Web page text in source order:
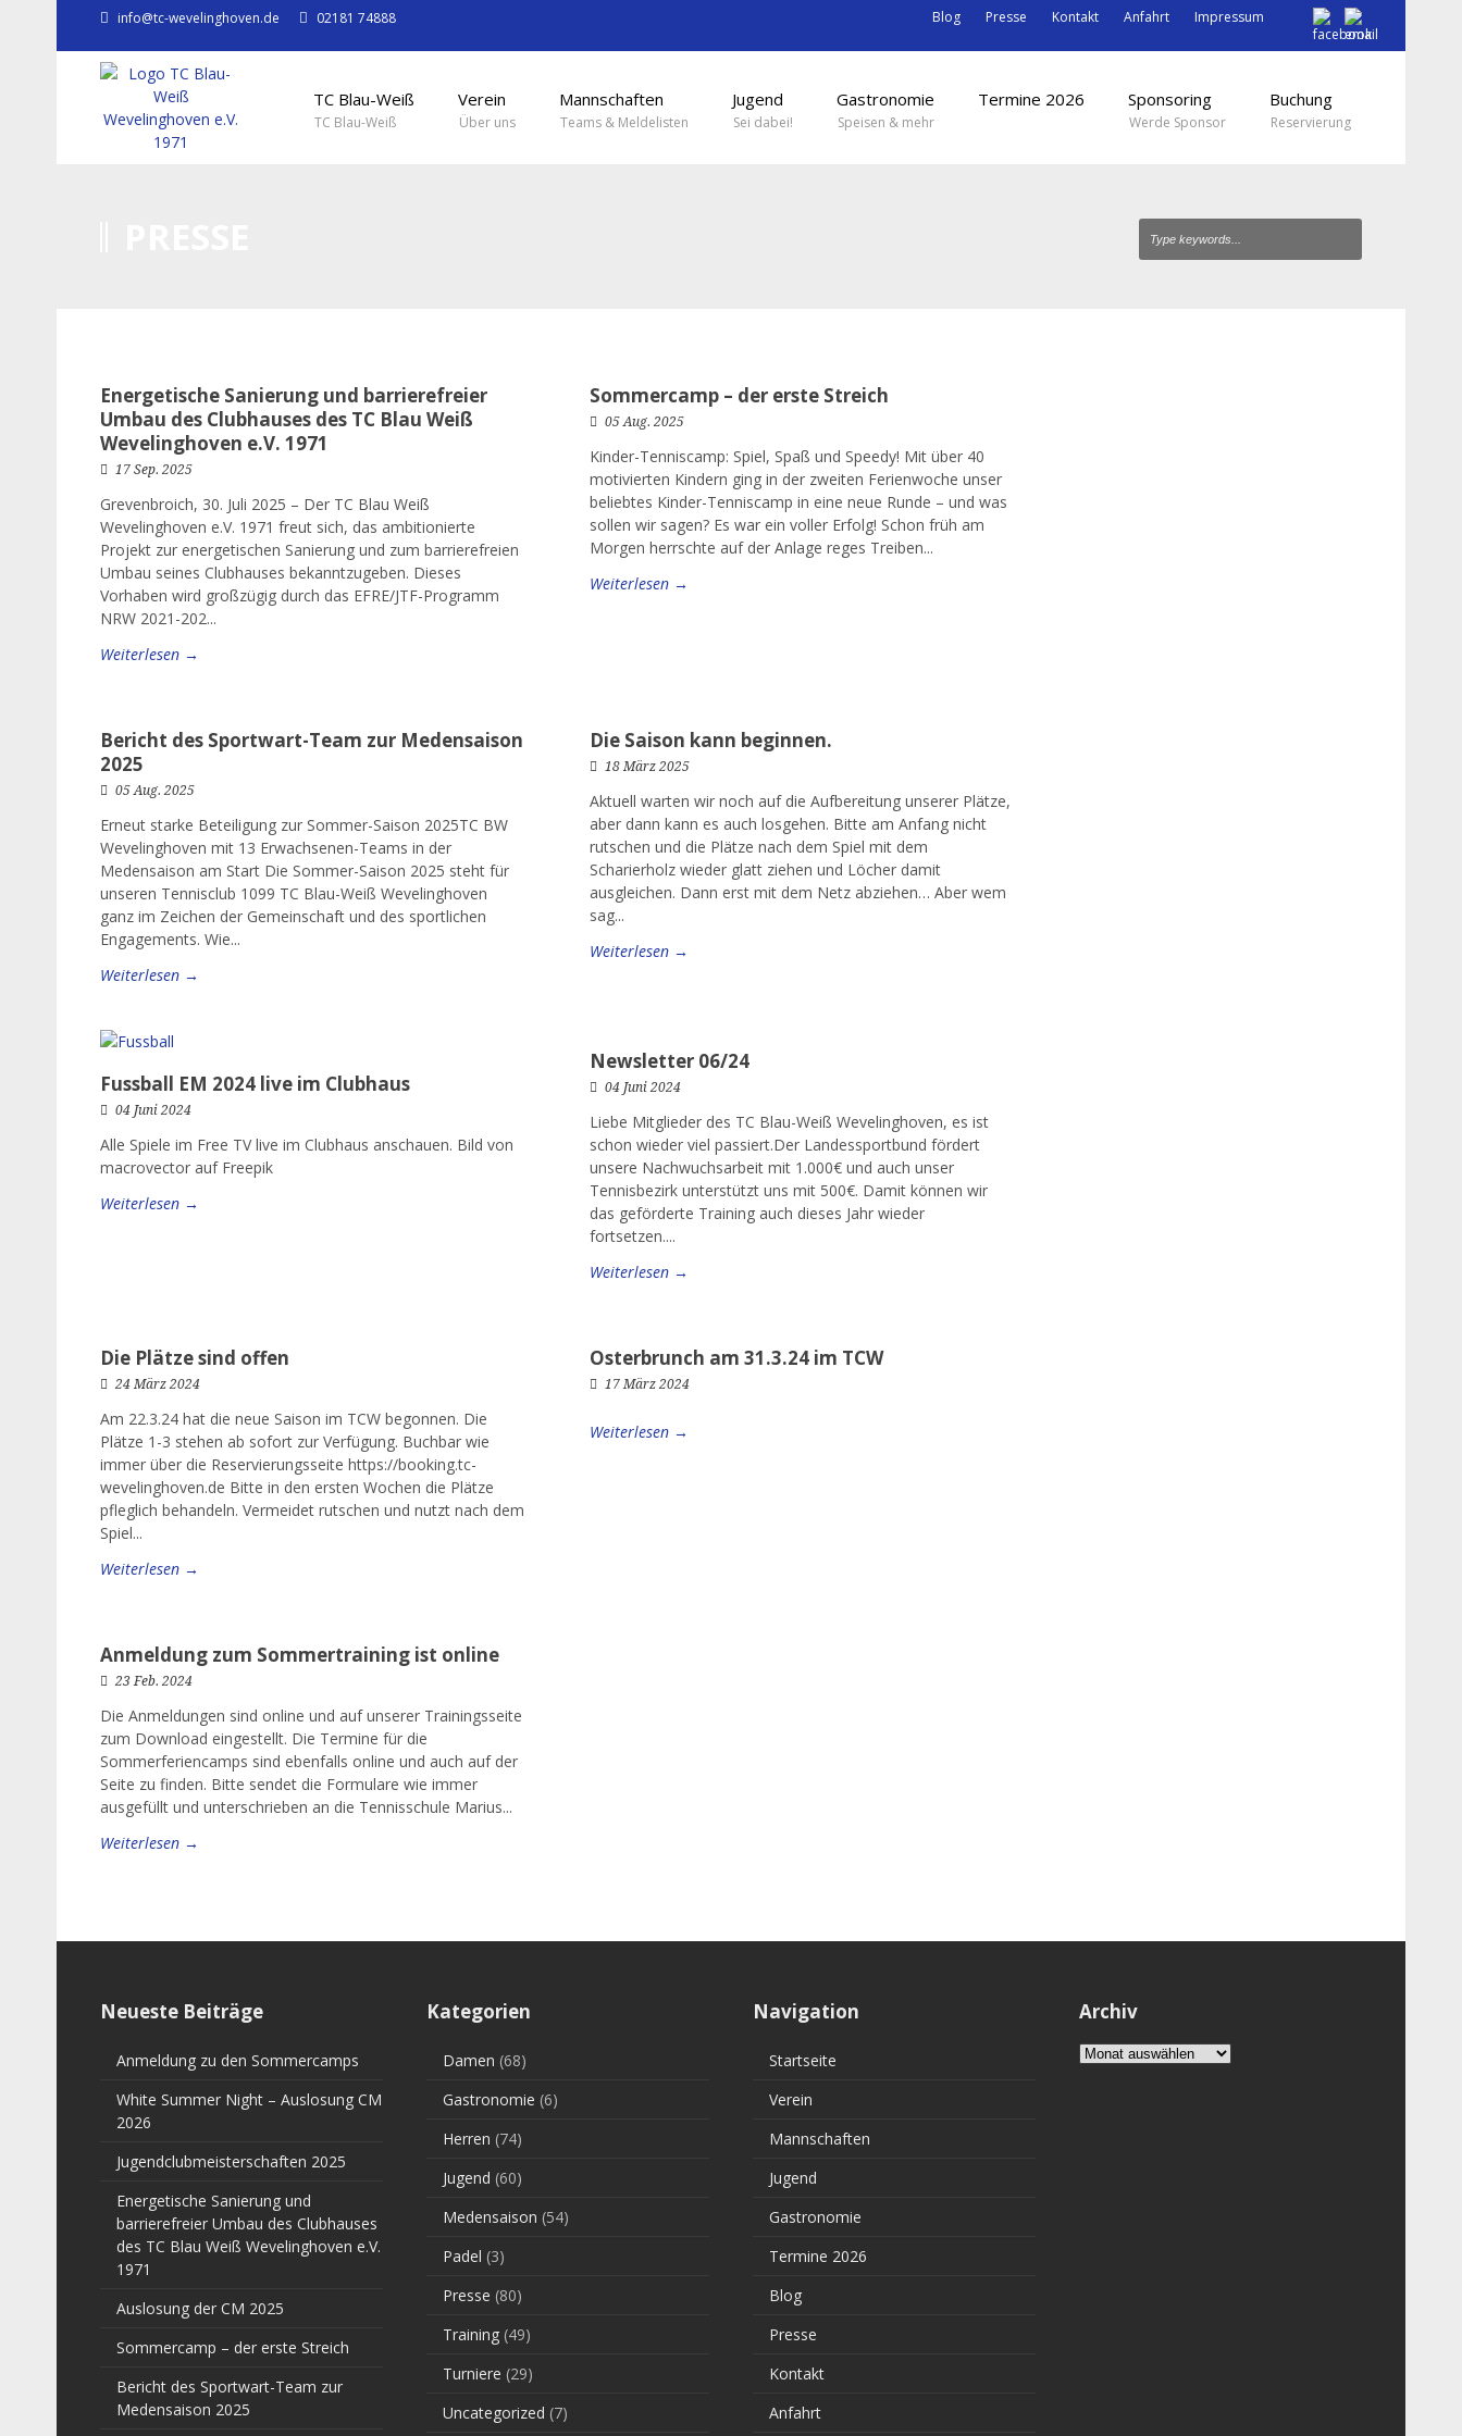
info@tc-wevelinghoven.de 02181 74888 Blog Presse Kontakt Anfahrt Impressum
TC Blau-Weiß
TC Blau-Weiß
Verein
Über uns
Mannschaften
Teams & Meldelisten
Jugend
Sei dabei!
Gastronomie
Speisen & mehr
Termine 2026 Sponsoring
Werde Sponsor
Buchung
Reservierung
Energetische Sanierung und barrierefreier
Umbau des Clubhauses des TC Blau Weiß
Wevelinghoven e.V. 1971
17 Sep. 2025
Grevenbroich, 30. Juli 2025 – Der TC Blau Weiß
Wevelinghoven e.V. 1971 freut sich, das ambitionierte
Projekt zur energetischen Sanierung und zum barrierefreien
Umbau seines Clubhauses bekanntzugeben. Dieses
Vorhaben wird großzügig durch das EFRE/JTF-Programm
NRW 2021-202...
Weiterlesen →
Sommercamp – der erste Streich
05 Aug. 2025
Kinder-Tenniscamp: Spiel, Spaß und Speedy! Mit über 40
motivierten Kindern ging in der zweiten Ferienwoche unser
beliebtes Kinder-Tenniscamp in eine neue Runde – und was
sollen wir sagen? Es war ein voller Erfolg! Schon früh am
Morgen herrschte auf der Anlage reges Treiben...
Weiterlesen →
Bericht des Sportwart-Team zur Medensaison
2025
05 Aug. 2025
Erneut starke Beteiligung zur Sommer-Saison 2025TC BW
Wevelinghoven mit 13 Erwachsenen-Teams in der
Medensaison am Start Die Sommer-Saison 2025 steht für
unseren Tennisclub 1099 TC Blau-Weiß Wevelinghoven
ganz im Zeichen der Gemeinschaft und des sportlichen
Engagements. Wie...
Weiterlesen →
Die Saison kann beginnen.
18 März 2025
Aktuell warten wir noch auf die Aufbereitung unserer Plätze,
aber dann kann es auch losgehen. Bitte am Anfang nicht
rutschen und die Plätze nach dem Spiel mit dem
Scharierholz wieder glatt ziehen und Löcher damit
ausgleichen. Dann erst mit dem Netz abziehen… Aber wem
sag...
Weiterlesen →
Fussball EM 2024 live im Clubhaus
04 Juni 2024
Alle Spiele im Free TV live im Clubhaus anschauen. Bild von
macrovector auf Freepik
Weiterlesen →
Newsletter 06/24
04 Juni 2024
Liebe Mitglieder des TC Blau-Weiß Wevelinghoven, es ist
schon wieder viel passiert.Der Landessportbund fördert
unsere Nachwuchsarbeit mit 1.000€ und auch unser
Tennisbezirk unterstützt uns mit 500€. Damit können wir
das geförderte Training auch dieses Jahr wieder
fortsetzen....
Weiterlesen →
Die Plätze sind offen
24 März 2024
Am 22.3.24 hat die neue Saison im TCW begonnen. Die
Plätze 1-3 stehen ab sofort zur Verfügung. Buchbar wie
immer über die Reservierungsseite https://booking.tc-
wevelinghoven.de Bitte in den ersten Wochen die Plätze
pfleglich behandeln. Vermeidet rutschen und nutzt nach dem
Spiel...
Weiterlesen →
Osterbrunch am 31.3.24 im TCW
17 März 2024
Weiterlesen →
Anmeldung zum Sommertraining ist online
23 Feb. 2024
Die Anmeldungen sind online und auf unserer Trainingsseite
zum Download eingestellt. Die Termine für die
Sommerferiencamps sind ebenfalls online und auch auf der
Seite zu finden. Bitte sendet die Formulare wie immer
ausgefüllt und unterschrieben an die Tennisschule Marius...
Weiterlesen →
Neueste Beiträge
Anmeldung zu den Sommercamps
White Summer Night – Auslosung CM
2026
Jugendclubmeisterschaften 2025
Energetische Sanierung und
barrierefreier Umbau des Clubhauses
des TC Blau Weiß Wevelinghoven e.V.
1971
Auslosung der CM 2025
Sommercamp – der erste Streich
Bericht des Sportwart-Team zur
Medensaison 2025
Kategorien
Damen (68)
Gastronomie (6)
Herren (74)
Jugend (60)
Medensaison (54)
Padel (3)
Presse (80)
Training (49)
Turniere (29)
Uncategorized (7)
Navigation
Startseite
Verein
Mannschaften
Jugend
Gastronomie
Termine 2026
Blog
Presse
Kontakt
Anfahrt
Archiv
Archiv